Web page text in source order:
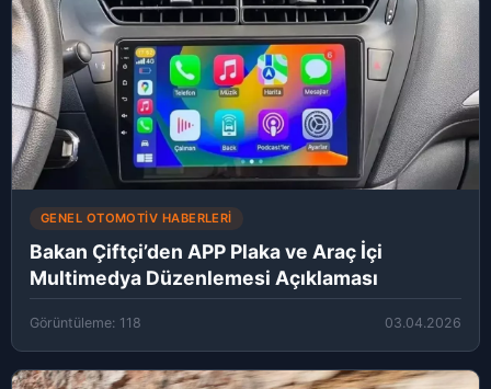
GENEL OTOMOTIV HABERLERI
Bakan Çiftçi’den APP Plaka ve Araç İçi
Multimedya Düzenlemesi Açıklaması
Görüntüleme: 118 03.04.2026